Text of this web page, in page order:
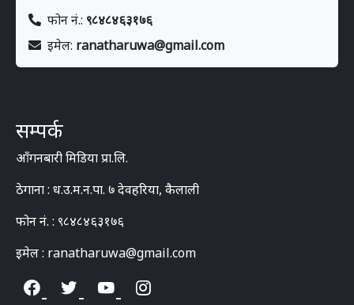
फोन नं.: ९८४८४६३१७६
इमेल: ranatharuwa@gmail.com
सम्पर्क
आँगनबारी मिडिया प्रा.लि.
ठेगाना : ध.उ.म.न.पा. ७ देवहरिया, कैलाली
फोन नं. : ९८४८४६३१७६
इमेल : ranatharuwa@gmail.com